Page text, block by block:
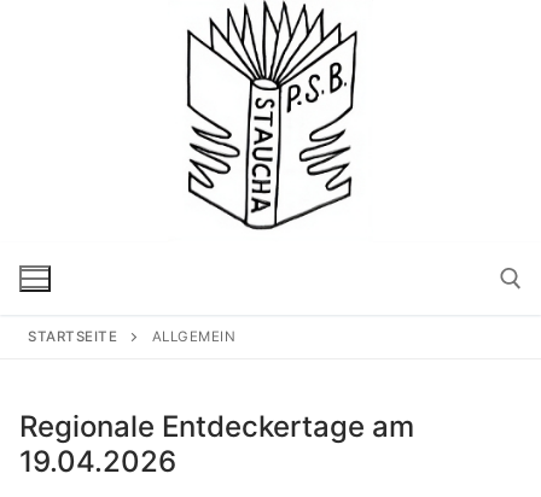
STARTSEITE ALLGEMEIN
Regionale Entdeckertage am
19.04.2026